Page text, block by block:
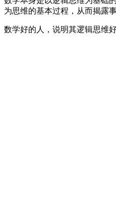
为思维的基本过程，从而揭露
数学好的人，说明其逻辑思维好